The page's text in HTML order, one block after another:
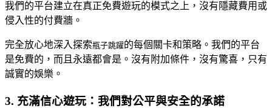
我們的平台建立在真正免費遊玩的模式之上，沒有隱藏費用或
侵入性的付費牆。
完全放心地深入探索瓶子跳躍的每個關卡和策略。我們的平台
是免費的，而且永遠都會是。沒有附加條件，沒有驚喜，只有
誠實的娛樂。
3. 充滿信心遊玩：我們對公平與安全的承諾